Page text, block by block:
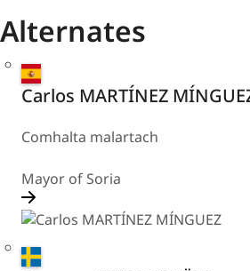
Alternates
Spain
Carlos MARTÍNEZ
Comhalta malartach
Mayor of Soria
Sweden